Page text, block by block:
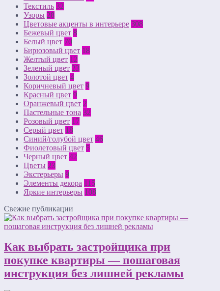
Текстиль 32
Узоры 28
Цветовые акценты в интерьере 308
Бежевый цвет 8
Белый цвет 70
Бирюзовый цвет 18
Желтый цвет 12
Зеленый цвет 23
Золотой цвет 4
Коричневый цвет 9
Красный цвет 9
Оранжевый цвет 2
Пастельные тона 32
Розовый цвет 17
Серый цвет 18
Синий/голубой цвет 46
Фиолетовый цвет 5
Черный цвет 42
Цветы 23
Экстерьеры 9
Элементы декора 115
Яркие интерьеры 108
Свежие публикации
Как выбрать застройщика при
покупке квартиры — пошаговая
инструкция без лишней рекламы